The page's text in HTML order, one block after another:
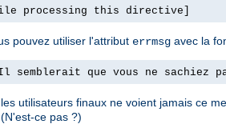
processing this directive]
pouvez utiliser l'attribut errmsg avec la
semblerait que vous ne
utilisateurs finaux ne voient jamais ce
ce pas ?)